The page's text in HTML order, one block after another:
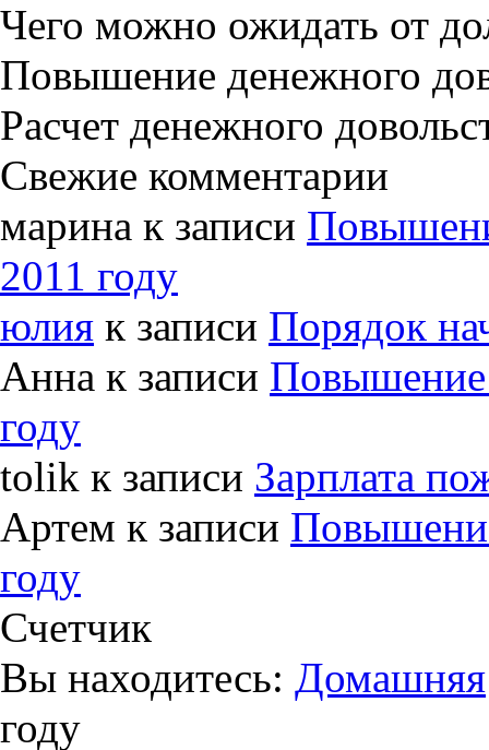
Чего можно ожидать от
Повышение денежного
Расчет денежного
Свежие комментарии
марина к записи
2011 году
юлия к записи Порядок
Анна к записи Повышение
году
tolik к записи Зарплата
Артем к записи
году
Счетчик
Вы находитесь: Домашняя
году